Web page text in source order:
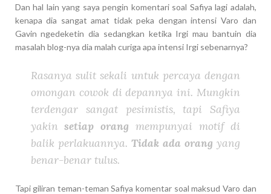
Dan hal lain yang saya pengin komentari soal Safiya lagi adalah,
kenapa dia sangat amat tidak peka dengan intensi Varo dan
Gavin ngedeketin dia sedangkan ketika Irgi mau bantuin dia
masalah blog-nya dia malah curiga apa intensi Irgi sebenarnya?
Rasanya sulit sekali untuk percaya dengan
omongan cowok di depannya ini. Mungkin
terdengar sangat pesimistis, tapi Safiya
yakinsetiap orang mempunyai motif di
balik perlakuannya. Tidak ada orang yang
benar-benar tulus.
Tapi giliran teman-teman Safiya komentar soal maksud Varo dan